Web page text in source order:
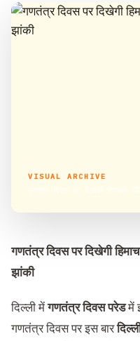
VISUAL ARCHIVE
गणतंत्र दिवस पर दिखेगी
झांकी
दिल्ली मेंगणतंत्र दिवस परेडमें
गणतंत्र दिवस पर इस बार